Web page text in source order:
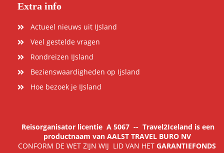
Extra info
Actueel nieuws uit IJsland
Veel gestelde vragen
Rondreizen IJsland
Bezienswaardigheden op Ijsland
Hoe bezoek je IJsland
Reisorganisator licentie A 5067 -- Travel2Iceland is een
productnaam van AALST TRAVEL BURO NV
CONFORM DE WET ZIJN WIJ LID VAN HET GARANTIEFONDS